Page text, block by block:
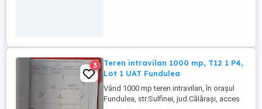
3
Teren intravilan 1000 mp, T12 1 P4,
Lot 1 UAT Fundulea
Vând 1000 mp teren intravilan, în orașul
Fundulea, str.Sulfinei, jud.Călărași, acces